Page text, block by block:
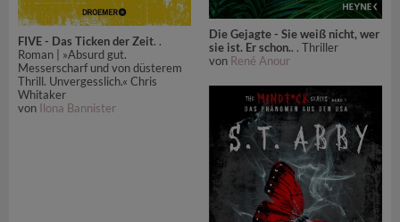
FIVE - Das Ticken der Zeit. .
Roman | »Absurd gut.
Messerscharf und von düsterem
Thrill. Unvergesslich.« Chris
Whitaker
von Ilona Bannister
Die Gejagte - Sie weiß nicht, wer
sie ist. Er schon.. . Thriller
von René Anour